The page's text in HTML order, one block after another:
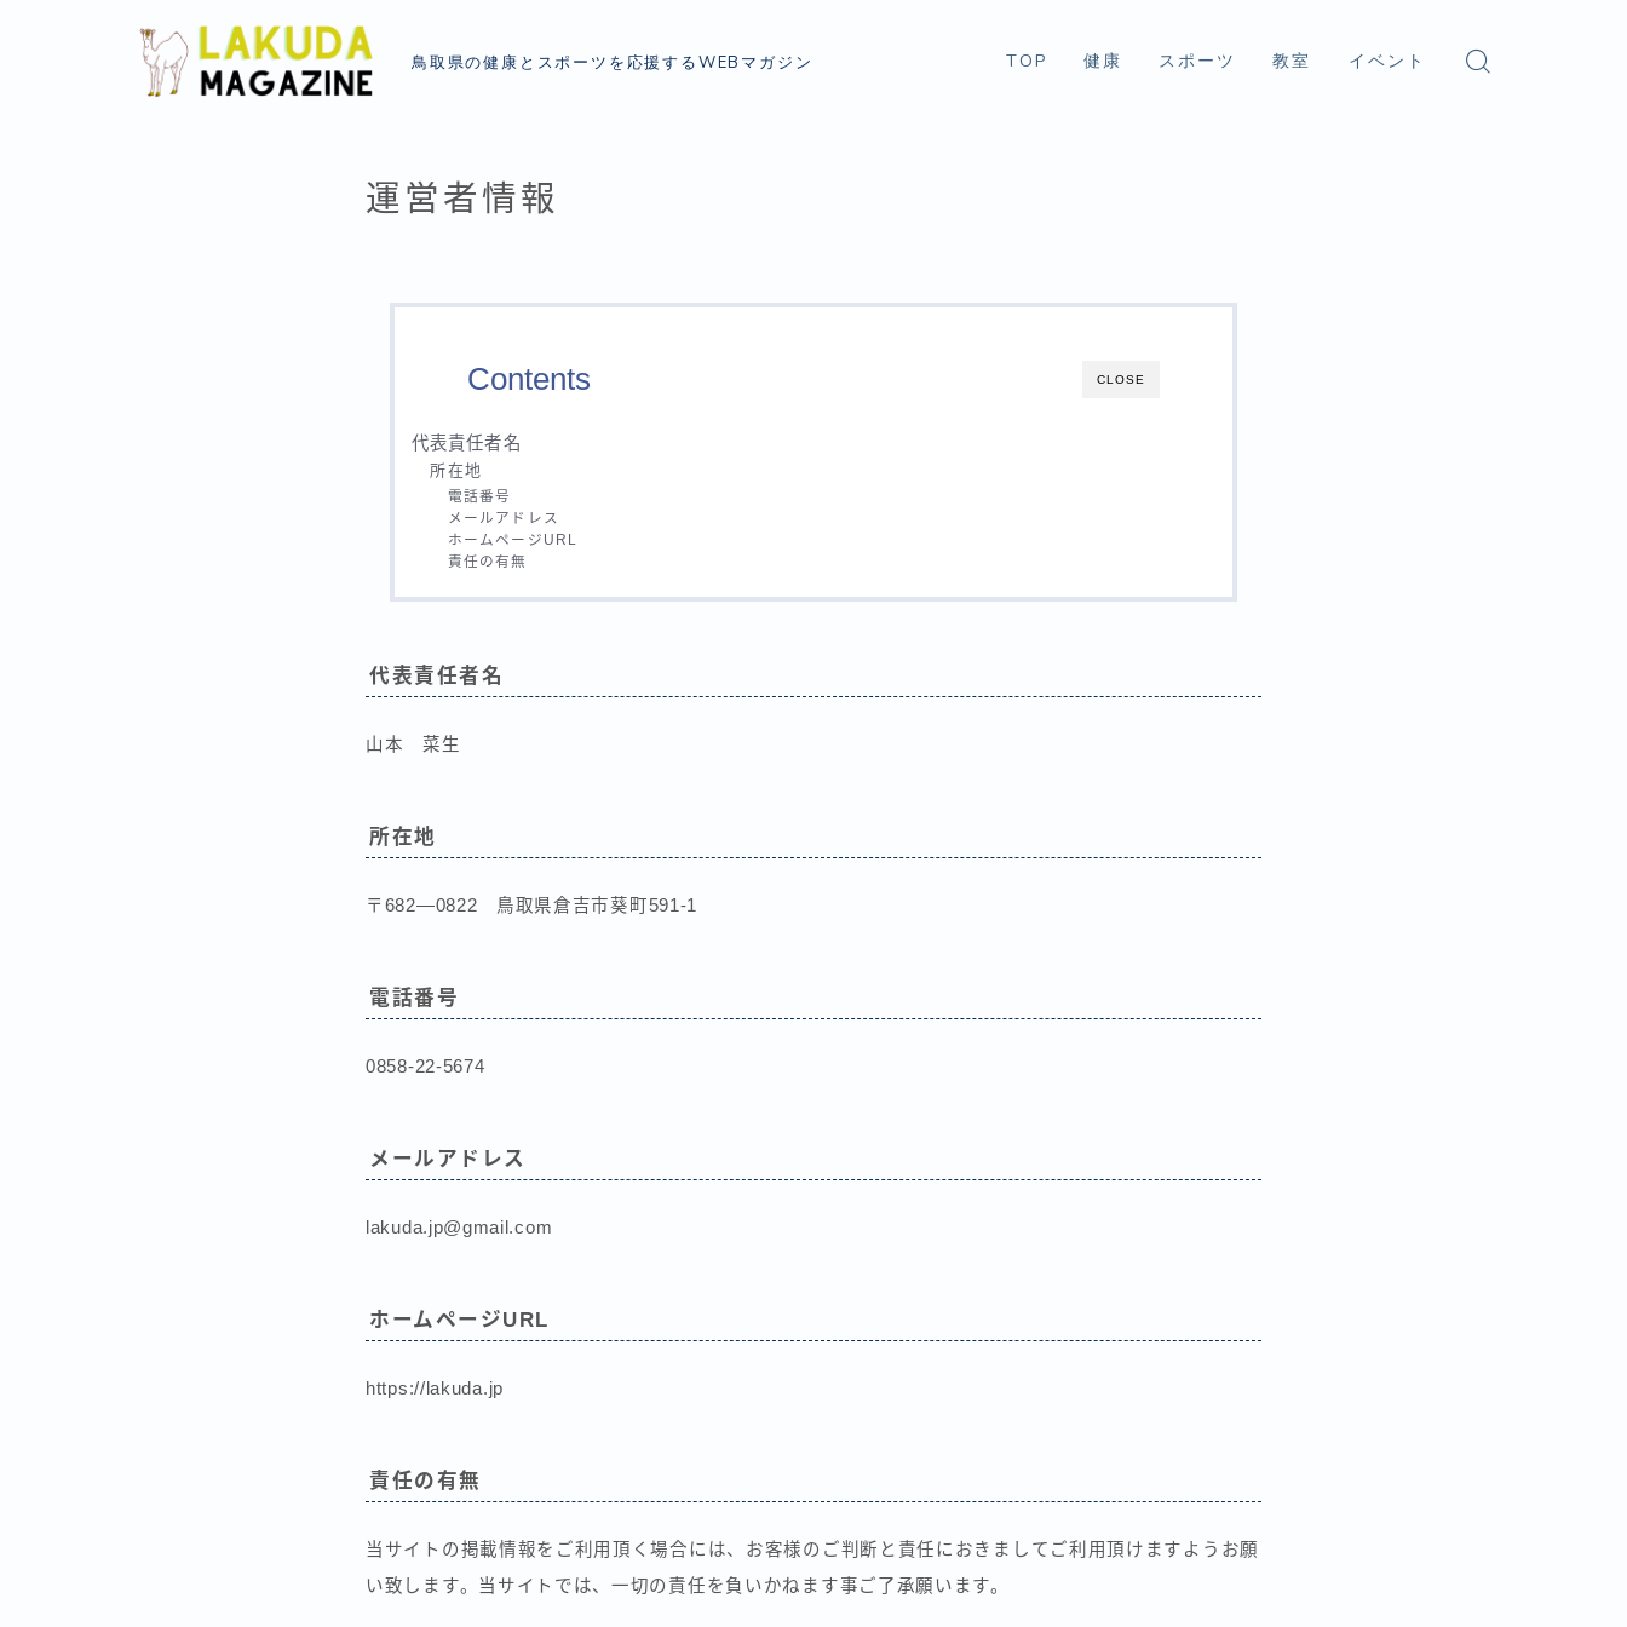
鳥取県の健康とスポーツを応援するWEBマガジン TOP 健康 スポーツ 教室 イベント
運営者情報
CLOSE
Contents
代表責任者名
所在地
電話番号
メールアドレス
ホームページURL
責任の有無
代表責任者名
山本 菜生
所在地
〒682―0822 鳥取県倉吉市葵町591-1
電話番号
0858-22-5674
メールアドレス
lakuda.jp@gmail.com
ホームページURL
https://lakuda.jp
責任の有無
当サイトの掲載情報をご利用頂く場合には、お客様のご判断と責任におきましてご利用頂けますようお願
い致します。当サイトでは、一切の責任を負いかねます事ご了承願います。